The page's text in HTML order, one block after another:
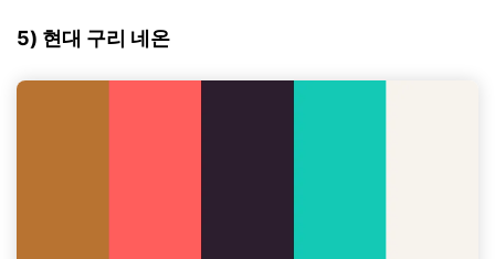
5) 현대 구리 네온